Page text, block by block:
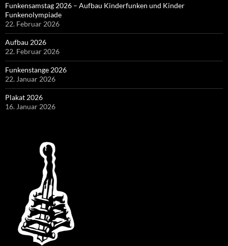
Funkensamstag 2026 – Aufbau Kinderfunken und Kinder
Funkenolympiade
22. Februar 2026
Aufbau 2026
22. Februar 2026
Funkenstange 2026
22. Januar 2026
Plakat 2026
16. Januar 2026